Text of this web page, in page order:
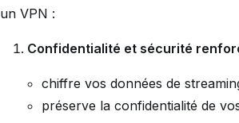
un VPN :
Confidentialité et sécurité
chiffre vos données de
préserve la confidentialité de